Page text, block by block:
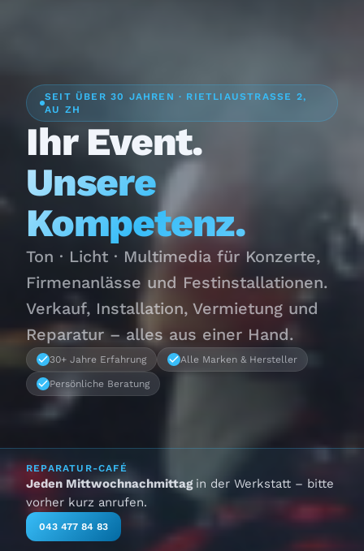
SEIT ÜBER 30 JAHREN · RIETLIAUSTRASSE 2,
AU ZH
Ihr Event.
Unsere
Kompetenz.
Ton · Licht · Multimedia für Konzerte,
Firmenanlässe und Festinstallationen.
Verkauf, Installation, Vermietung und
Reparatur – alles aus einer Hand.
30+ Jahre Erfahrung Alle Marken & Hersteller
Persönliche Beratung
REPARATUR-CAFÉ
Jeden Mittwochnachmittag in der Werkstatt – bitte
vorher kurz anrufen.
043 477 84 83